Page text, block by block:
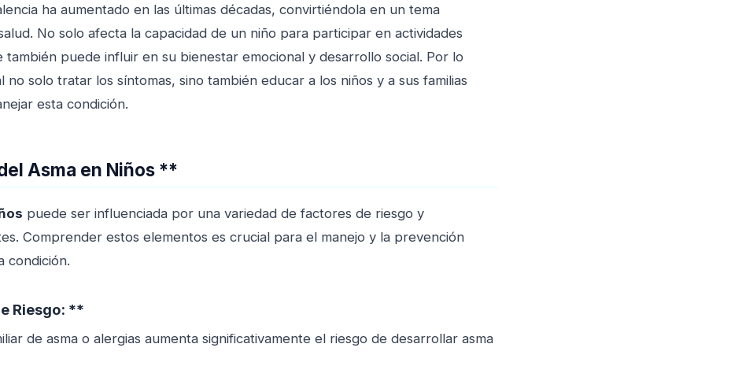
ha aumentado en las últimas décadas, convirtiéndola en un tema
No solo afecta la capacidad de un niño para participar en actividades
también puede influir en su bienestar emocional y desarrollo social. Por lo
no solo tratar los síntomas, sino también educar a los niños y a sus familias
esta condición.
Asma en Niños **
puede ser influenciada por una variedad de factores de riesgo y
Comprender estos elementos es crucial para el manejo y la prevención
condición.
Riesgo: **
de asma o alergias aumenta significativamente el riesgo de desarrollar asma